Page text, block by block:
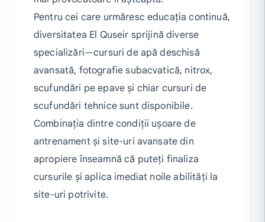
Pentru cei care urmăresc educația continuă,
diversitatea El Quseir sprijină diverse
specializări—cursuri de apă deschisă
avansată, fotografie subacvatică, nitrox,
scufundări pe epave și chiar cursuri de
scufundări tehnice sunt disponibile.
Combinația dintre condiții ușoare de
antrenament și site-uri avansate din
apropiere înseamnă că puteți finaliza
cursurile și aplica imediat noile abilități la
site-uri potrivite.